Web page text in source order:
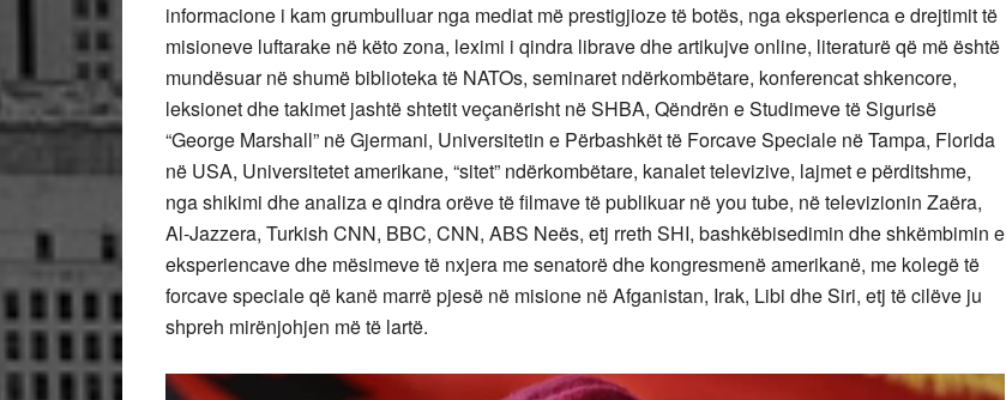
informacione i kam grumbulluar nga mediat më prestigjioze të botës, nga eksperienca e drejtimit të
misioneve luftarake në këto zona, leximi i qindra librave dhe artikujve online, literaturë që më është
mundësuar në shumë biblioteka të NATOs, seminaret ndërkombëtare, konferencat shkencore,
leksionet dhe takimet jashtë shtetit veçanërisht në SHBA, Qëndrën e Studimeve të Sigurisë
“George Marshall” në Gjermani, Universitetin e Përbashkët të Forcave Speciale në Tampa, Florida
në USA, Universitetet amerikane, “sitet” ndërkombëtare, kanalet televizive, lajmet e përditshme,
nga shikimi dhe analiza e qindra orëve të filmave të publikuar në you tube, në televizionin Zaëra,
Al-Jazzera, Turkish CNN, BBC, CNN, ABS Neës, etj rreth SHI, bashkëbisedimin dhe shkëmbimin e
eksperiencave dhe mësimeve të nxjera me senatorë dhe kongresmenë amerikanë, me kolegë të
forcave speciale që kanë marrë pjesë në misione në Afganistan, Irak, Libi dhe Siri, etj të cilëve ju
shpreh mirënjohjen më të lartë.